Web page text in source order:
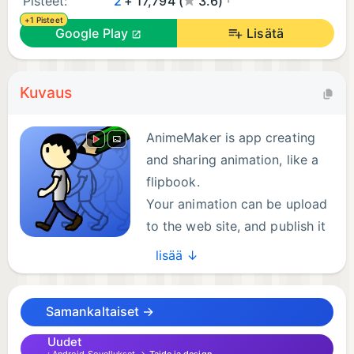
+1 Pisteet
Google Play Lisätä
Kuvaus
AnimeMaker is app creating
and sharing animation, like a
flipbook.
Your animation can be upload
to the web site, and publish it
all over the world.
You can communicate with other user through
Features:
lisää ↓
Samankaltaiset →
Uudet